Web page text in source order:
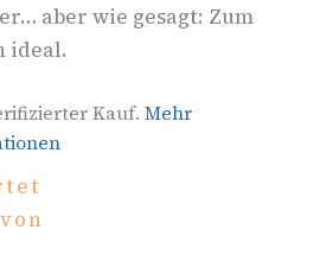
aber wie gesagt: Zum
ideal.
Kauf. Mehr
von